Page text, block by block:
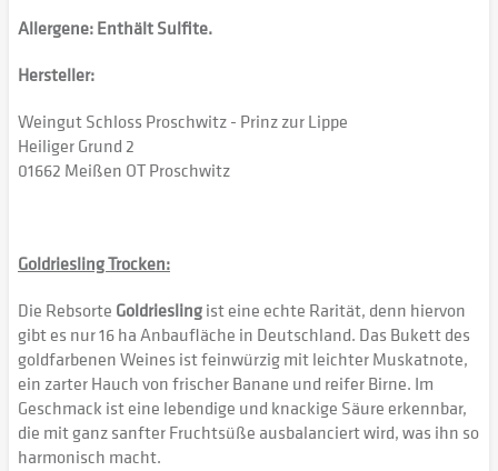
Allergene: Enthält Sulfite.
Hersteller:
Weingut Schloss Proschwitz - Prinz zur Lippe
Heiliger Grund 2
01662 Meißen OT Proschwitz
Goldriesling Trocken:
Die Rebsorte Goldrieslingist eine echte Rarität, denn hiervon
gibt es nur 16 ha Anbaufläche in Deutschland. Das Bukett des
goldfarbenen Weines ist feinwürzig mit leichter Muskatnote,
ein zarter Hauch von frischer Banane und reifer Birne. Im
Geschmack ist eine lebendige und knackige Säure erkennbar,
die mit ganz sanfter Fruchtsüße ausbalanciert wird, was ihn so
harmonisch macht.